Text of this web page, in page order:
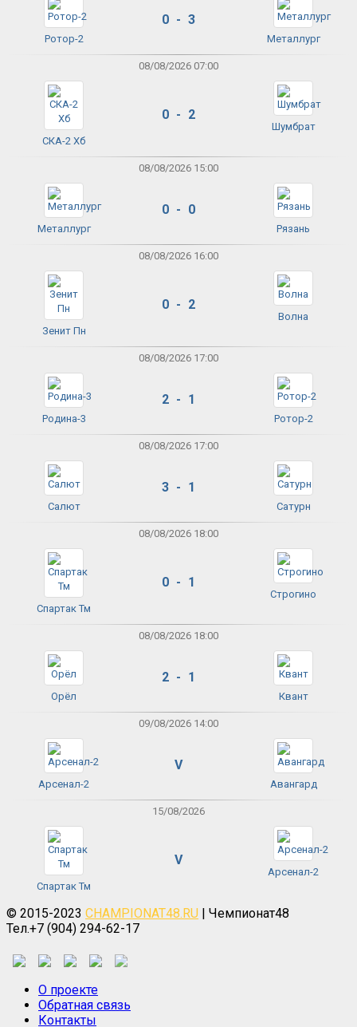
Ротор-2
0 - 3
Металлург
08/08/2026 07:00
СКА-2 Хб
0 - 2
Шумбрат
08/08/2026 15:00
Металлург
0 - 0
Рязань
08/08/2026 16:00
Зенит Пн
0 - 2
Волна
08/08/2026 17:00
Родина-3
2 - 1
Ротор-2
08/08/2026 17:00
Салют
3 - 1
Сатурн
08/08/2026 18:00
Спартак Тм
0 - 1
Строгино
08/08/2026 18:00
Орёл
2 - 1
Квант
09/08/2026 14:00
Арсенал-2
V
Авангард
15/08/2026
Спартак Тм
V
Арсенал-2
© 2015-2023 CHAMPIONAT48.RU | Чемпионат48
Тел.+7 (904) 294-62-17
О проекте
Обратная связь
Контакты